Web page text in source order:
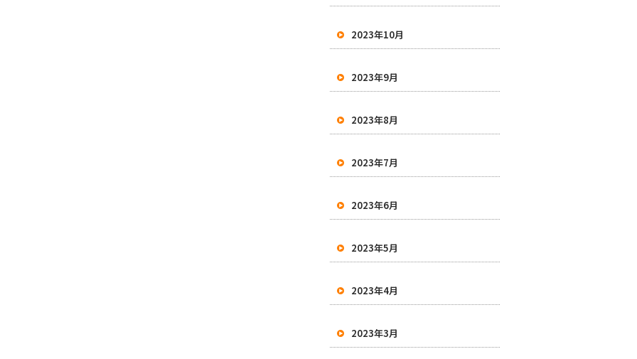
2023年10月
2023年9月
2023年8月
2023年7月
2023年6月
2023年5月
2023年4月
2023年3月